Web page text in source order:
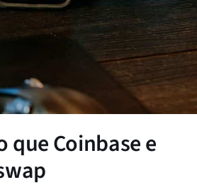
Coinbase e